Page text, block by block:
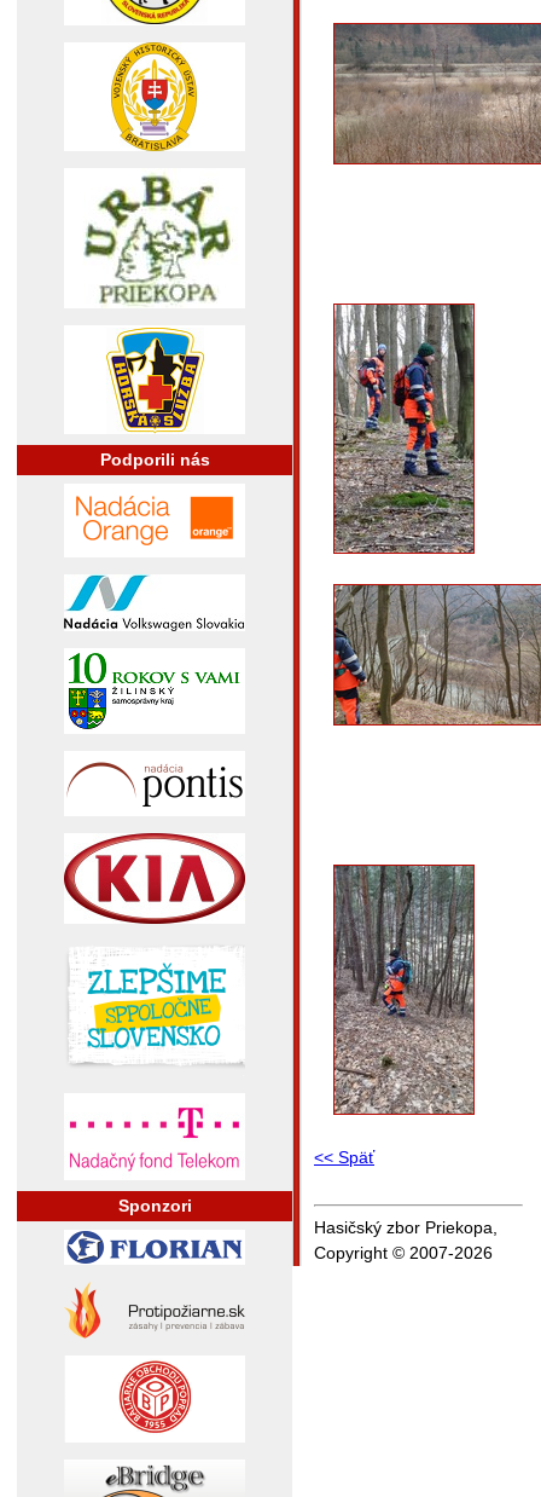
Podporili nás
Sponzori
<< Späť
Hasičský zbor Priekopa,
Copyright © 2007-2026